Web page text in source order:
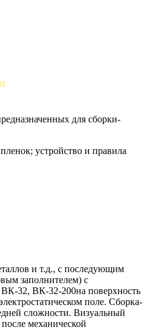
для сборки-
устройство и правила
и т.д., с последующим
заполнителем) с
ВК-32, ВК-32-200на поверхность
поле. Сборка-
сложности. Визуальный
механической